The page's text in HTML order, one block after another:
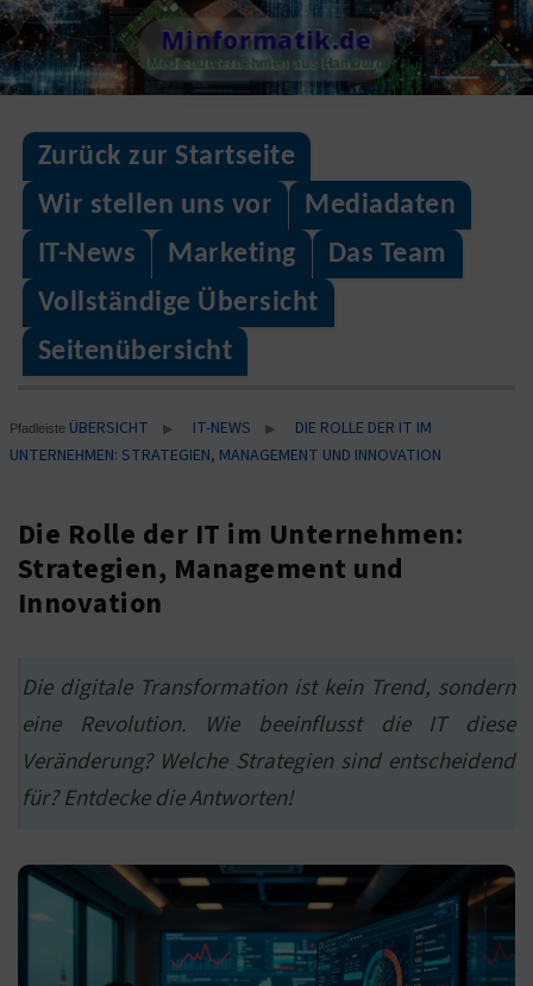
Skip
to
content
Minformatik.de
Medienunternehmen aus Hamburg
Zurück zur Startseite
Wir stellen uns vor
Mediadaten
IT-News
Marketing
Das Team
Vollständige Übersicht
Seitenübersicht
Pfadleiste ÜBERSICHT ▶ IT-NEWS ▶
DIE ROLLE DER IT IM
UNTERNEHMEN: STRATEGIEN, MANAGEMENT UND INNOVATION
Die Rolle der IT im Unternehmen:
Strategien, Management und
Innovation
Die digitale Transformation ist kein Trend, sondern
eine Revolution. Wie beeinflusst die IT diese
Veränderung? Welche Strategien sind entscheidend
für? Entdecke die Antworten!